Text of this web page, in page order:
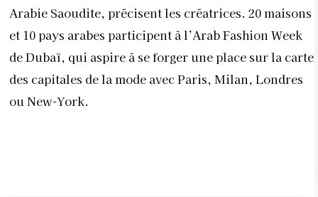
Arabie Saoudite, précisent les créatrices. 20 maisons
et 10 pays arabes participent à l’Arab Fashion Week
de Dubaï, qui aspire à se forger une place sur la carte
des capitales de la mode avec Paris, Milan, Londres
ou New-York.